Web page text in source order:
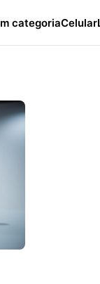
categoriaCelular